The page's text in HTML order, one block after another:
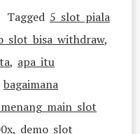
Tagged 5 slot piala
slot bisa withdraw,
, apa itu
bagaimana
main slot
, demo slot